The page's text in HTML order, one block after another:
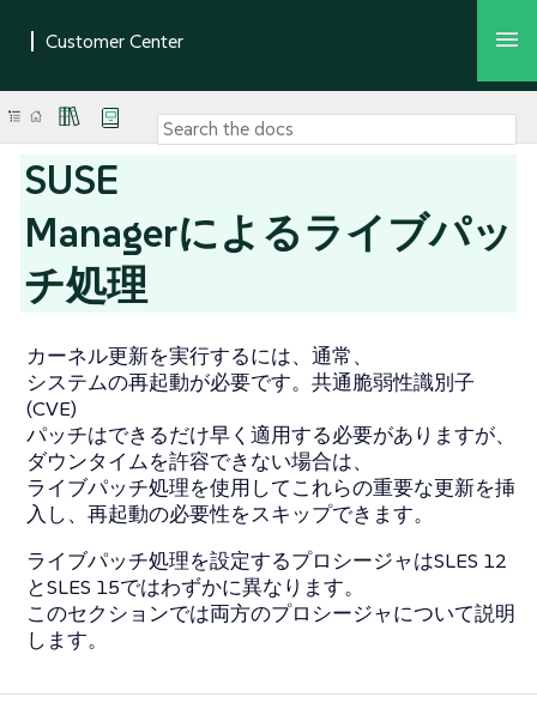
SUSE
Managerによるライブパッ
チ処理
カーネル更新を実行するには、通常、
システムの再起動が必要です。共通脆弱性識別子
(CVE)
パッチはできるだけ早く適用する必要がありますが、
ダウンタイムを許容できない場合は、
ライブパッチ処理を使用してこれらの重要な更新を挿
入し、再起動の必要性をスキップできます。
ライブパッチ処理を設定するプロシージャはSLES 12
とSLES 15ではわずかに異なります。
このセクションでは両方のプロシージャについて説明
します。